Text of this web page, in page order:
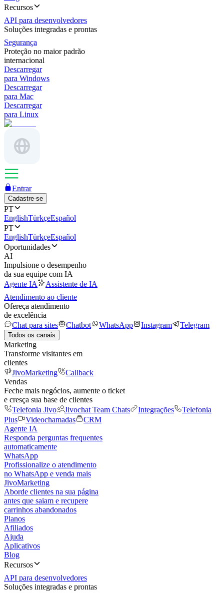
Recursos
API para desenvolvedores
Soluções integradas e prontas
Segurança
Proteção no maior padrão
internacional
Descarregar
para Windows
Descarregar
para Mac
Descarregar
para Linux
Entrar
Cadastre-se
PT
EnglishTürkçeEspañol
PT
EnglishTürkçeEspañol
Oportunidades
AI
Impulsione o desempenho
da sua equipe com IA
Agente IA
Assistente de IA
Atendimento ao cliente
Ofereça atendimento
de excelência
Chat para sites
Chatbot WhatsApp Instagram Telegram
Todos os canais
Marketing
Transforme visitantes em
clientes
JivoMarketing
Callback
Vendas
Feche mais negócios, aumente o ticket
e cresça sua base de clientes
Telefonia Jivo
Jivochat Team Chats Integrações
Telefonia
Plus
Videochamadas
CRM
Agente IA
Responda perguntas frequentes
automaticamente
WhatsApp
Profissionalize o atendimento
no WhatsApp e venda mais
JivoMarketing
Aborde clientes na sua página
antes que saiam e recupere
carrinhos abandonados
Planos
Afiliados
Ajuda
Aplicativos
Blog
Recursos
API para desenvolvedores
Soluções integradas e prontas